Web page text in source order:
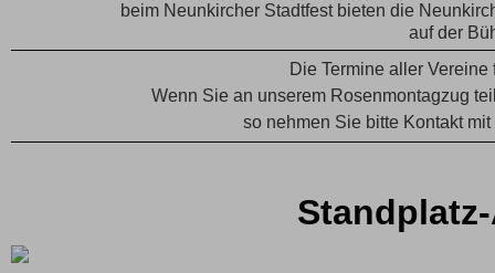
beim Neunkircher Stadtfest bieten die
auf der
Die Termine aller
Wenn Sie an unserem Rosenmontagzug
so nehmen Sie bitte Kontakt